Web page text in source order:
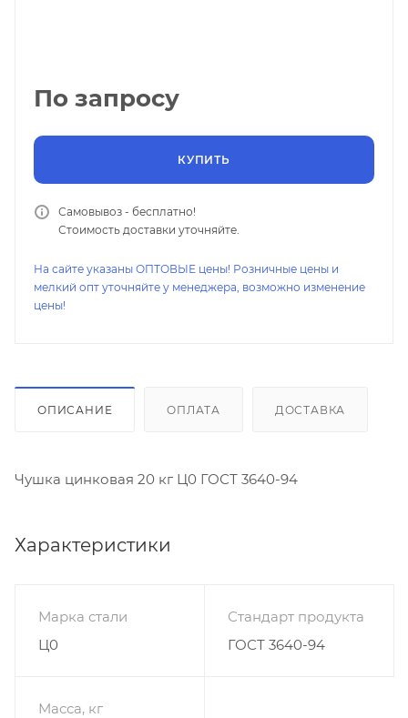
По запросу
КУПИТЬ
Самовывоз - бесплатно!
Стоимость доставки уточняйте.
На сайте указаны ОПТОВЫЕ цены! Розничные цены и
мелкий опт уточняйте у менеджера, возможно изменение
цены!
ОПИСАНИЕ ОПЛАТА ДОСТАВКА
Чушка цинковая 20 кг Ц0 ГОСТ 3640-94
Характеристики
Марка стали
Ц0
Стандарт продукта
ГОСТ 3640-94
Масса, кг